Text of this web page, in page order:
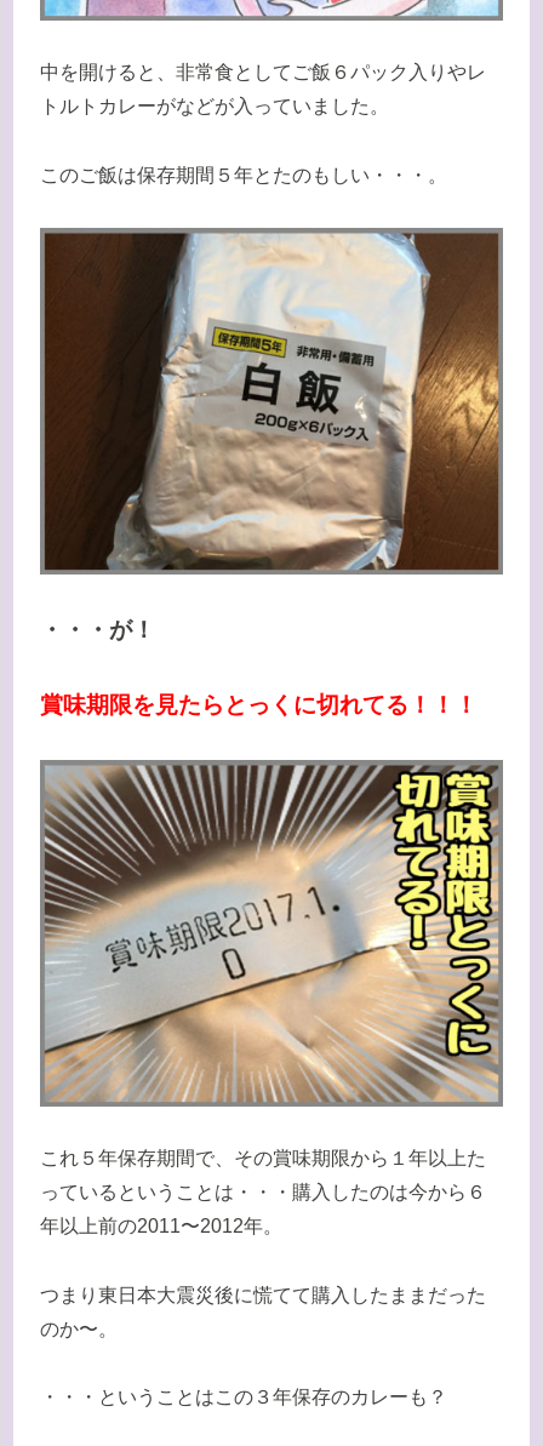
中を開けると、非常食としてご飯６パック入りやレ
トルトカレーがなどが入っていました。
このご飯は保存期間５年とたのもしい・・・。
・・・が！
賞味期限を見たらとっくに切れてる！！！
これ５年保存期間で、その賞味期限から１年以上た
っているということは・・・購入したのは今から６
年以上前の2011〜2012年。
つまり東日本大震災後に慌てて購入したままだった
のか〜。
・・・ということはこの３年保存のカレーも？